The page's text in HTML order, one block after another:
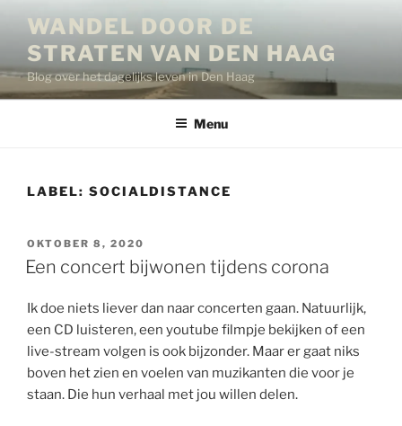
inhoud
WANDEL DOOR DE
STRATEN VAN DEN HAAG
Blog over het dagelijks leven in Den Haag
Menu
LABEL: SOCIALDISTANCE
GEPLAATST
OP
OKTOBER 8, 2020
Een concert bijwonen tijdens corona
Ik doe niets liever dan naar concerten gaan. Natuurlijk,
een CD luisteren, een youtube filmpje bekijken of een
live-stream volgen is ook bijzonder. Maar er gaat niks
boven het zien en voelen van muzikanten die voor je
staan. Die hun verhaal met jou willen delen.